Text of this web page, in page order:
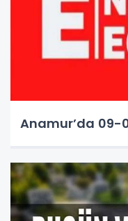
Anamur’da 09-